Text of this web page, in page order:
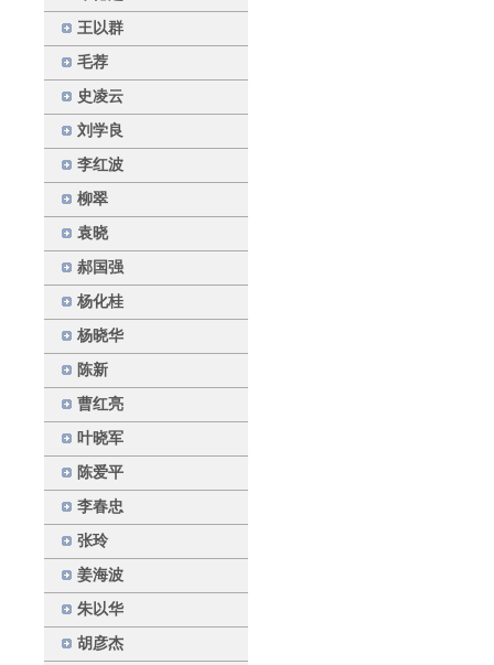
王以群
毛荐
史凌云
刘学良
李红波
柳翠
袁晓
郝国强
杨化桂
杨晓华
陈新
曹红亮
叶晓军
陈爱平
李春忠
张玲
姜海波
朱以华
胡彦杰